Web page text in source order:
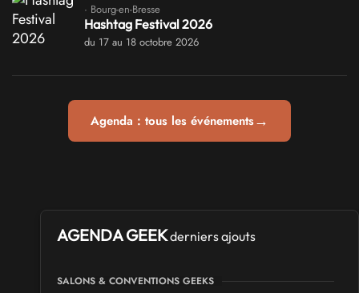
· Bourg-en-Bresse
Hashtag Festival 2026
du 17 au 18 octobre 2026
Agenda : tous les événements→
AGENDA GEEKderniers ajouts
SALONS & CONVENTIONS GEEKS